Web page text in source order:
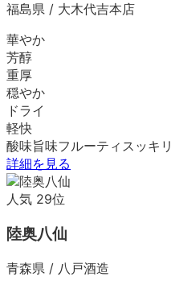
福島県 / 大木代吉本店
華やか
芳醇
重厚
穏やか
ドライ
軽快
酸味旨味フルーティ スッキリ
詳細を見る
人気 29位
陸奥八仙
青森県 / 八戸酒造